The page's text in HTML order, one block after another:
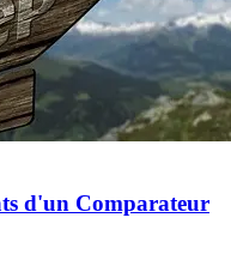
d'un Comparateur